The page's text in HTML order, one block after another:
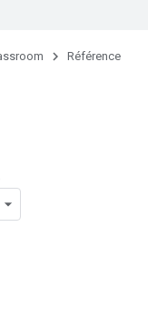
Référence